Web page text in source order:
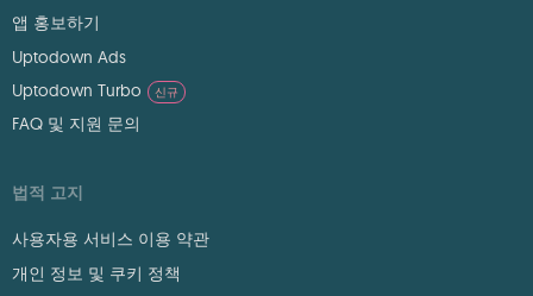
앱 홍보하기
Uptodown Ads
Uptodown Turbo
신규
FAQ 및 지원 문의
법적 고지
사용자용 서비스 이용 약관
개인 정보 및 쿠키 정책